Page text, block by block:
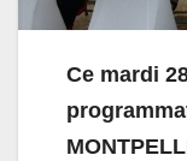
Ce mardi